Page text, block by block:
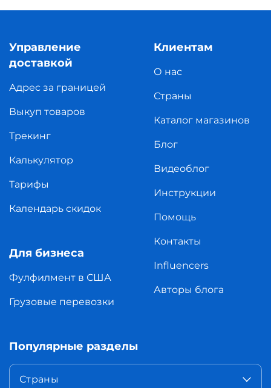
Управление
доставкой
Адрес за границей
Выкуп товаров
Трекинг
Калькулятор
Тарифы
Календарь скидок
Для бизнеса
Фулфилмент в США
Грузовые перевозки
Клиентам
О нас
Страны
Каталог магазинов
Блог
Видеоблог
Инструкции
Помощь
Контакты
Influencers
Авторы блога
Популярные разделы
Страны